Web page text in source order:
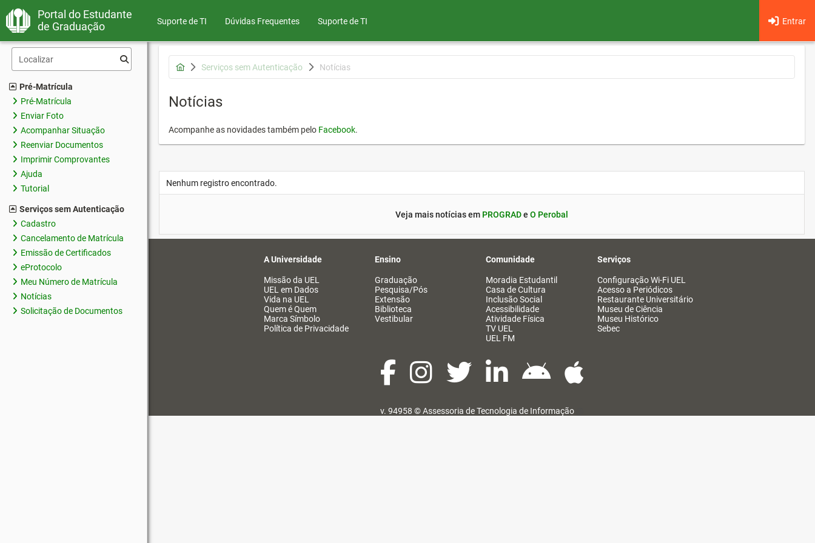
Portal do Estudante
de Graduação
Suporte de TI Dúvidas Frequentes Entrar
Suporte de TI
Pré-Matrícula
Pré-Matrícula
Enviar Foto
Acompanhar Situação
Reenviar Documentos
Imprimir Comprovantes
Ajuda
Tutorial
Serviços sem Autenticação
Cadastro
Cancelamento de Matrícula
Emissão de Certificados
eProtocolo
Meu Número de Matrícula
Notícias
Solicitação de Documentos
Serviços sem Autenticação Notícias
Notícias
Acompanhe as novidades também pelo Facebook.
Nenhum registro encontrado.
Veja mais notícias em PROGRADe O Perobal
A Universidade
Missão da UEL
UEL em Dados
Vida na UEL
Quem é Quem
Marca Símbolo
Política de Privacidade
Ensino
Graduação
Pesquisa/Pós
Extensão
Biblioteca
Vestibular
Comunidade
Moradia Estudantil
Casa de Cultura
Inclusão Social
Acessibilidade
Atividade Física
TV UEL
UEL FM
Serviços
Configuração Wi-Fi UEL
Acesso a Periódicos
Restaurante Universitário
Museu de Ciência
Museu Histórico
Sebec
v. 94958 ©Assessoria de Tecnologia de Informação